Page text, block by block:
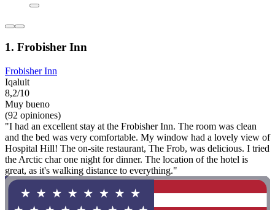
1. Frobisher Inn
Frobisher Inn
Iqaluit
8,2/10
Muy bueno
(92 opiniones)
"I had an excellent stay at the Frobisher Inn. The room was clean
and the bed was very comfortable. My window had a lovely view of
Hospital Hill! The on-site restaurant, The Frob, was delicious. I tried
the Arctic char one night for dinner. The location of the hotel is
great, as it's walking distance to everything."